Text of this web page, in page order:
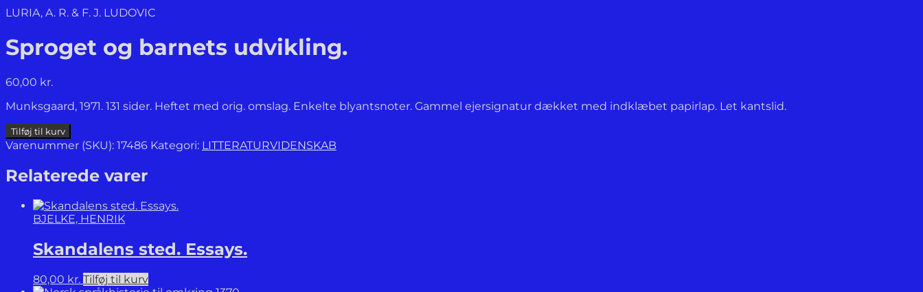
LURIA, A. R. & F. J. LUDOVIC
Sproget og barnets udvikling.
60,00 kr.
Munksgaard, 1971. 131 sider. Heftet med orig. omslag. Enkelte blyantsnoter. Gammel ejersignatur dækket med indklæbet papirlap. Let kantslid.
Sproget
og
udvikling.
antal
Tilføj til kurv
Varenummer (SKU): 17486 Kategori: LITTERATURVIDENSKAB
Relaterede varer
BJELKE, HENRIK
Skandalens sted. Essays.
80,00 kr. Tilføj til kurv